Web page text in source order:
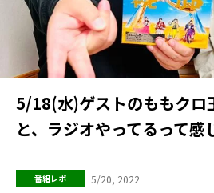
5/18(水)ゲストのももクロ
と、ラジオやってるって感
番組レポ 5/20, 2022